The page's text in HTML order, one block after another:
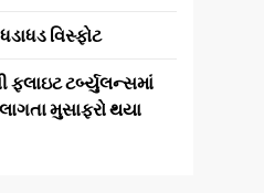
વિસ્ફોટ
ફ્લાઇટ ટર્બ્યુલન્સમાં
મુસાફરો થયા